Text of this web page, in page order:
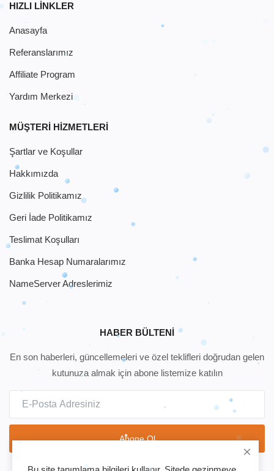
HIZLI LINKLER
Anasayfa
Referanslarımız
Affiliate Program
Yardım Merkezi
MÜŞTERI HIZMETLERI
Şartlar ve Koşullar
Hakkımızda
Gizlilik Politikamız
Geri İade Politikamız
Teslimat Koşulları
Banka Hesap Numaralarımız
NameServer Adreslerimiz
HABER BÜLTENI
En son haberleri, güncellemeleri ve özel teklifleri doğrudan gelen
kutunuza almak için abone listemize katılın
Abone Ol